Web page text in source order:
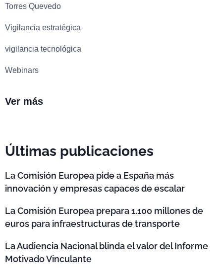
Torres Quevedo
Vigilancia estratégica
vigilancia tecnológica
Webinars
Ver más
Últimas publicaciones
La Comisión Europea pide a España más
innovación y empresas capaces de escalar
La Comisión Europea prepara 1.100 millones de
euros para infraestructuras de transporte
La Audiencia Nacional blinda el valor del Informe
Motivado Vinculante